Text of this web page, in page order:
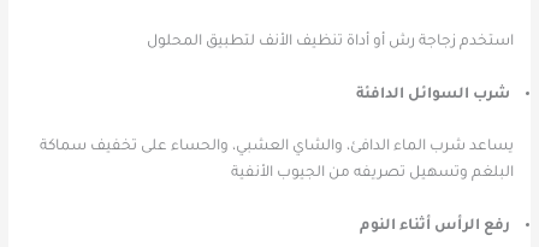
استخدم زجاجة رش أو أداة تنظيف الأنف لتطبيق المحلول
شرب السوائل الدافئة
يساعد شرب الماء الدافئ، والشاي العشبي، والحساء على تخفيف سماكة
البلغم وتسهيل تصريفه من الجيوب الأنفية
رفع الرأس أثناء النوم